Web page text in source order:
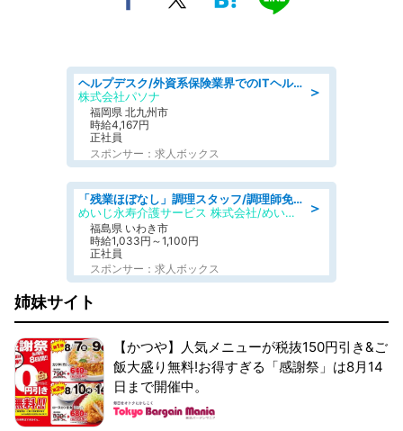
＞
ヘルプデスク/外資系保険業界でのITヘルプデスク業務/駅近/即日勤務可/ヘルプデスク
株式会社パソナ
福岡県 北九州市
時給4,167円
正社員
スポンサー：求人ボックス
＞
「残業ほぼなし」調理スタッフ/調理師免許必須/正職員/日勤のみ/住宅型有料老人ホーム
めいじ永寿介護サービス 株式会社/めいじ永寿介護サービスセンター
福島県 いわき市
時給1,033円～1,100円
正社員
スポンサー：求人ボックス
姉妹サイト
【かつや】人気メニューが税抜150円引き&ご
飯大盛り無料!お得すぎる「感謝祭」は8月14
日まで開催中。